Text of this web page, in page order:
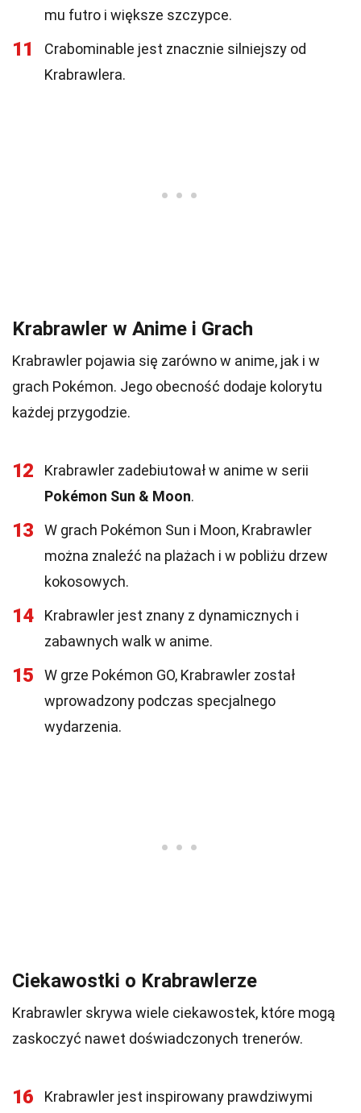
mu futro i większe szczypce.
11
Crabominable jest znacznie silniejszy od
Krabrawlera.
Krabrawler w Anime i Grach
Krabrawler pojawia się zarówno w anime, jak i w
grach Pokémon. Jego obecność dodaje kolorytu
każdej przygodzie.
12
Krabrawler zadebiutował w anime w serii
Pokémon Sun & Moon.
13
W grach Pokémon Sun i Moon, Krabrawler
można znaleźć na plażach i w pobliżu drzew
kokosowych.
14
Krabrawler jest znany z dynamicznych i
zabawnych walk w anime.
15
W grze Pokémon GO, Krabrawler został
wprowadzony podczas specjalnego
wydarzenia.
Ciekawostki o Krabrawlerze
Krabrawler skrywa wiele ciekawostek, które mogą
zaskoczyć nawet doświadczonych trenerów.
16
Krabrawler jest inspirowany prawdziwymi